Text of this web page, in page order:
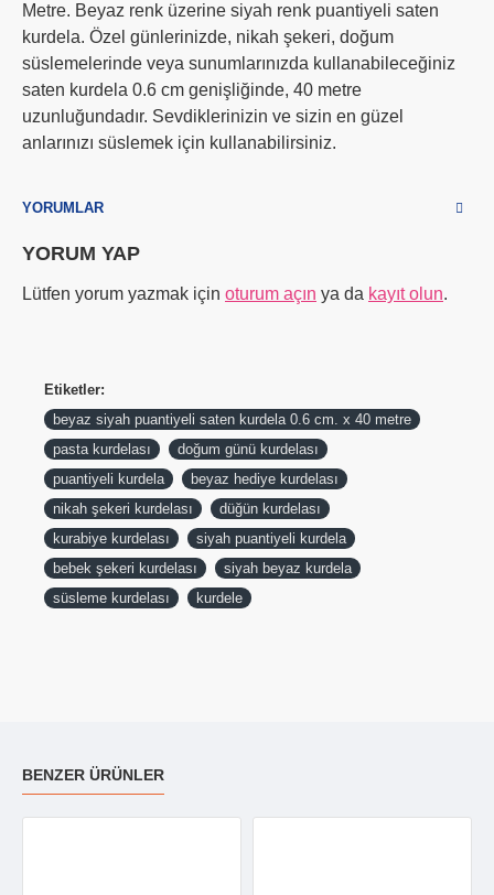
Metre. Beyaz renk üzerine siyah renk puantiyeli saten
kurdela. Özel günlerinizde, nikah şekeri, doğum
süslemelerinde veya sunumlarınızda kullanabileceğiniz
saten kurdela 0.6 cm genişliğinde, 40 metre
uzunluğundadır. Sevdiklerinizin ve sizin en güzel
anlarınızı süslemek için kullanabilirsiniz.
YORUMLAR
YORUM YAP
Lütfen yorum yazmak için oturum açın ya da kayıt olun.
Etiketler:
beyaz siyah puantiyeli saten kurdela 0.6 cm. x 40 metre
pasta kurdelası
doğum günü kurdelası
puantiyeli kurdela
beyaz hediye kurdelası
nikah şekeri kurdelası
düğün kurdelası
kurabiye kurdelası
siyah puantiyeli kurdela
bebek şekeri kurdelası
siyah beyaz kurdela
süsleme kurdelası
kurdele
BENZER ÜRÜNLER